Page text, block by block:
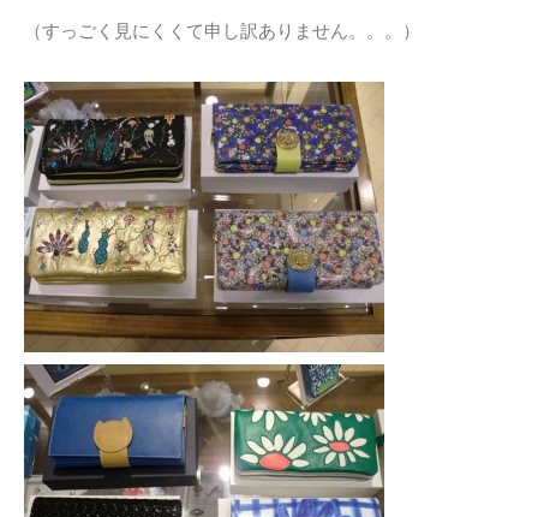
（すっごく見にくくて申し訳ありません。。。）